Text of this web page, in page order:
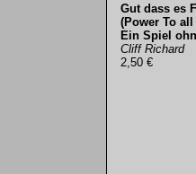
Gut dass es
(Power To
Ein Spiel
Cliff Richard
2,50 €